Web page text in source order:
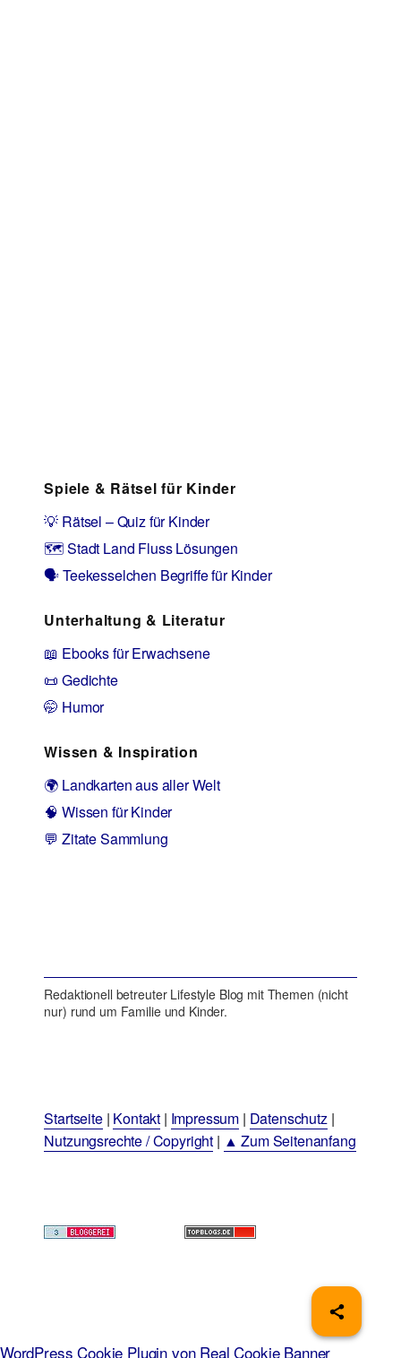
Spiele & Rätsel für Kinder
💡 Rätsel – Quiz für Kinder
🗺️ Stadt Land Fluss Lösungen
🗣️ Teekesselchen Begriffe für Kinder
Unterhaltung & Literatur
📖 Ebooks für Erwachsene
📜 Gedichte
🤭 Humor
Wissen & Inspiration
🌍 Landkarten aus aller Welt
🧠 Wissen für Kinder
💬 Zitate Sammlung
Redaktionell betreuter Lifestyle Blog mit Themen (nicht
nur) rund um Familie und Kinder.
Startseite| Kontakt | Impressum | Datenschutz|
Nutzungsrechte / Copyright | ▲ Zum Seitenanfang
WordPress Cookie Plugin von Real Cookie Banner